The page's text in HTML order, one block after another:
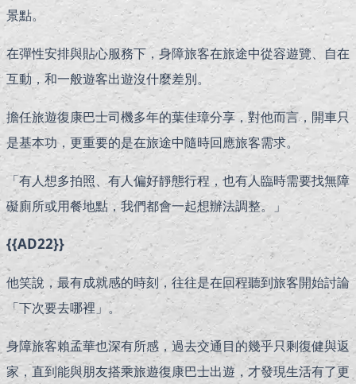
景點。
在彈性安排與貼心服務下，身障旅客在旅途中從容遊覽、自在
互動，和一般遊客出遊沒什麼差別。
擔任旅遊復康巴士司機多年的葉佳璋分享，對他而言，開車只
是基本功，更重要的是在旅途中隨時回應旅客需求。
「有人想多拍照、有人偏好靜態行程，也有人臨時需要找無障
礙廁所或用餐地點，我們都會一起想辦法調整。」
{{AD22}}
他笑說，最有成就感的時刻，往往是在回程聽到旅客開始討論
「下次要去哪裡」。
身障旅客賴孟華也深有所感，過去交通目的幾乎只剩復健與返
家，直到能與朋友搭乘旅遊復康巴士出遊，才發現生活有了更